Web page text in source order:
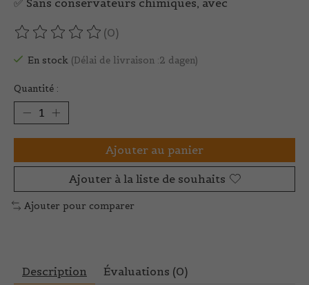
✅ Sans conservateurs chimiques, avec
Ce produit est évalué à
(0)
En stock (Délai de livraison :2 dagen)
Quantité :
Ajouter au panier
Ajouter à la liste de souhaits
Ajouter pour comparer
Description Évaluations (0)